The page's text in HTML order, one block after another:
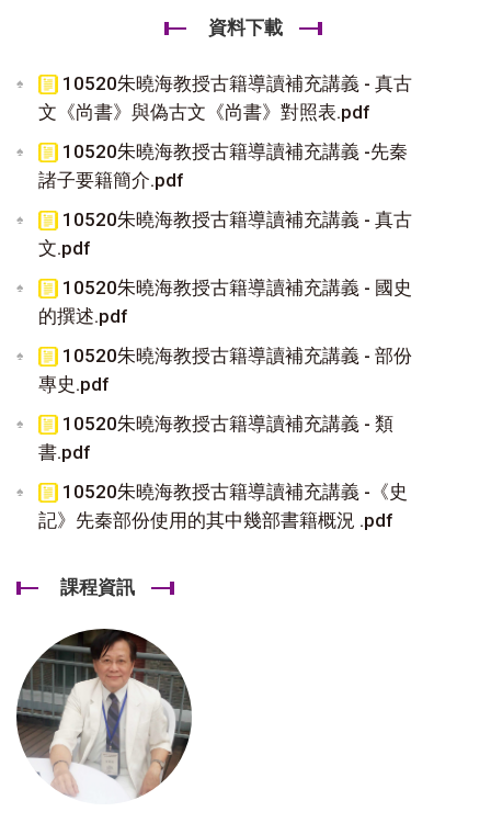
資料下載
10520朱曉海教授古籍導讀補充講義 - 真古
文《尚書》與偽古文《尚書》對照表.pdf
10520朱曉海教授古籍導讀補充講義 -先秦
諸子要籍簡介.pdf
10520朱曉海教授古籍導讀補充講義 - 真古
文.pdf
10520朱曉海教授古籍導讀補充講義 - 國史
的撰述.pdf
10520朱曉海教授古籍導讀補充講義 - 部份
專史.pdf
10520朱曉海教授古籍導讀補充講義 - 類
書.pdf
10520朱曉海教授古籍導讀補充講義 -《史
記》先秦部份使用的其中幾部書籍概況 .pdf
課程資訊